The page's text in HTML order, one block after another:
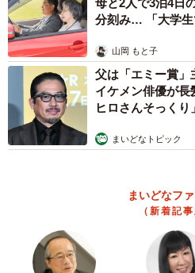
はとさんはそれからといもの、
ング、迷子ペットの検索ページ
絡、お店や動物病院などへのチ
時間を問わずの声掛け、捕獲機
らゆる手で、捜索に没頭した。
く時間だけが過ぎていった。
母と2人で3泊4日
分刻み… 「大学生
山岡 もと子
父は「エミー賞
イケメン俳優が
ヒロさんそっくり
まいどなトピック
まいどなフ
（新着記事